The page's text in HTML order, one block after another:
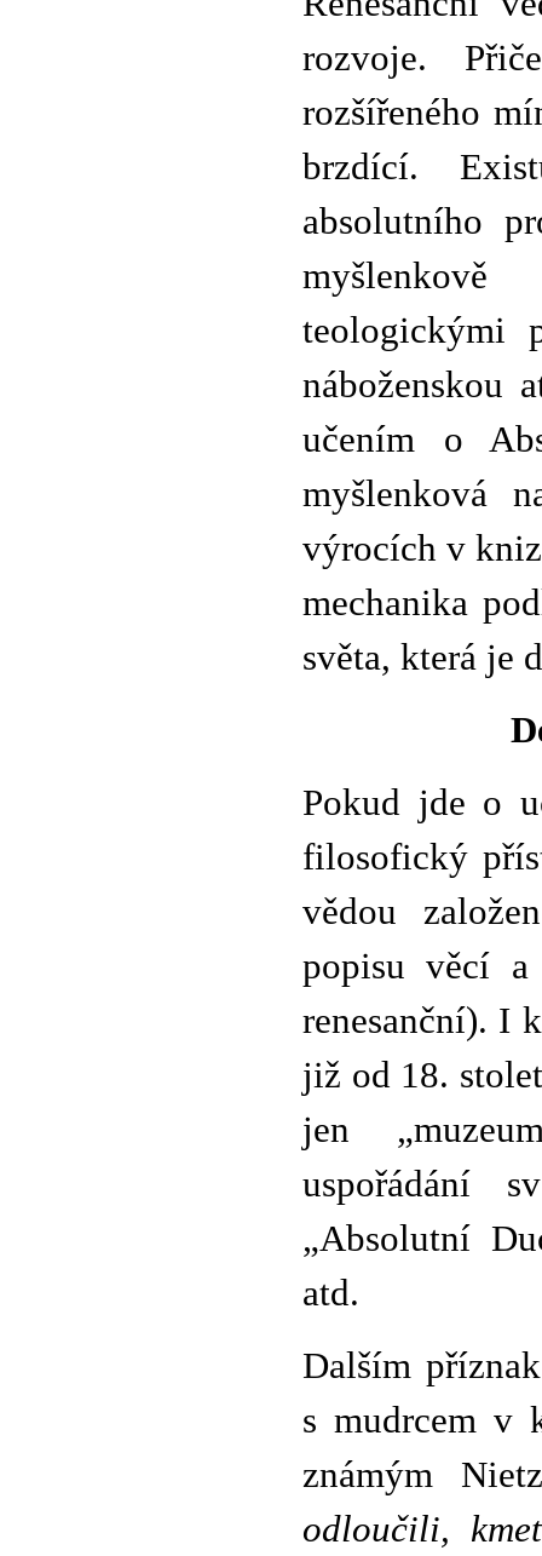
rozvoje.
rozšířeného
brzdící.
absolutního
teologickými
náboženskou
učením o
myšlenková
výrocích v
mechanika
světa, která je
Pokud jde o
filosofický
vědou
popisu věcí a
renesanční). I
již od 18.
jen
uspořádání
„Absolutní
atd.
Dalším
s mudrcem v
známým
odloučili,